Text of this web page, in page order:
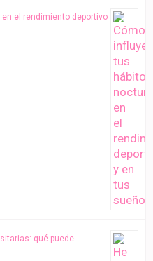
el rendimiento deportivo
qué puede